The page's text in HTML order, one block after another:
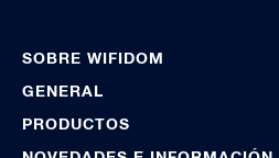
SOBRE WIFIDOM
GENERAL
PRODUCTOS